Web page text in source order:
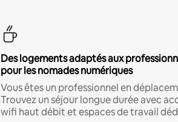
Des logements adaptés aux
pour les nomades numériques
Vous êtes un professionnel en
Trouvez un séjour longue durée avec
wifi haut débit et espaces de travail